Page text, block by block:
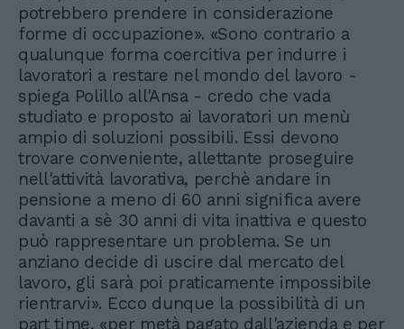
potrebbero prendere in considerazione
forme di occupazione». «Sono contrario a
qualunque forma coercitiva per indurre i
lavoratori a restare nel mondo del lavoro -
spiega Polillo all'Ansa - credo che vada
studiato e proposto ai lavoratori un menù
ampio di soluzioni possibili. Essi devono
trovare conveniente, allettante proseguire
nell'attività lavorativa, perchè andare in
pensione a meno di 60 anni significa avere
davanti a sè 30 anni di vita inattiva e questo
può rappresentare un problema. Se un
anziano decide di uscire dal mercato del
lavoro, gli sarà poi praticamente impossibile
rientrarvi». Ecco dunque la possibilità di un
part time, «per metà pagato dall'azienda e per